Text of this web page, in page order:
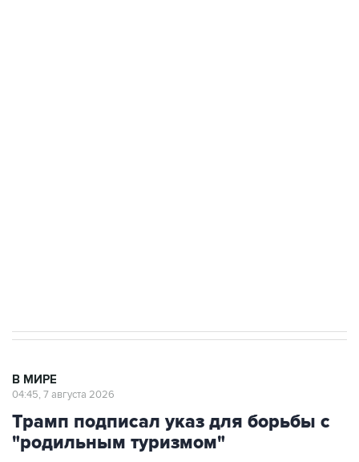
В МИРЕ
04:45, 7 августа 2026
Трамп подписал указ для борьбы с
"родильным туризмом"